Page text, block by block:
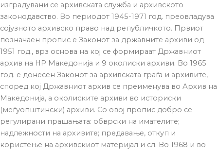
изградувани се архивската служба и архивското
законодавство. Во периодот 1945-1971 год. преовладува
сојузното архивско право над републичкото. Првиот
позначаен пропис е Законот за државните архиви од
1951 год., врз основа на кој се формираат Државниот
архив на НР Македонија и 9 околиски архиви. Во 1965
год. е донесен Законот за архивската граѓа и архивите,
според кој Државниот архив се преименува во Архив на
Македонија, а околиските архиви во историски
(меѓуопштински) архиви. Со овој пропис добро се
регулирани прашањата: обврски на имателите;
надлежности на архивите; предавање, откуп и
користење на архивскиот материјал и сл. Во 1968 и во